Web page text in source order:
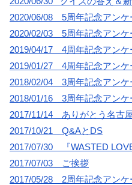
2020/06/08 5周年記念アンケ
2020/02/03 5周年記念アンケ
2019/04/17 4周年記念アンケ
2019/01/27 4周年記念アンケ
2018/02/04 3周年記念アンケ
2018/01/16 3周年記念アンケ
2017/11/14 ありがとう名古
2017/10/21 Q&AとDS
2017/07/30 『WASTED LOVE
2017/07/03 ご挨拶
2017/05/28 2周年記念アンケ